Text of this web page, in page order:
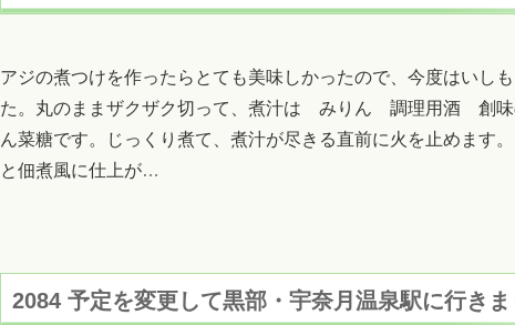
アジの煮つけを作ったらとても美味しかったので、今度はいし
た。丸のままザクザク切って、煮汁は みりん 調理用酒 創
ん菜糖です。じっくり煮て、煮汁が尽きる直前に火を止めます
と佃煮風に仕上が…
2084 予定を変更して黒部・宇奈月温泉駅に行きま